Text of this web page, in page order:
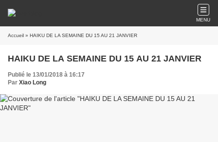
MENU
Accueil » HAIKU DE LA SEMAINE DU 15 AU 21 JANVIER
HAIKU DE LA SEMAINE DU 15 AU 21 JANVIER
Publié le 13/01/2018 à 16:17
Par Xiao Long